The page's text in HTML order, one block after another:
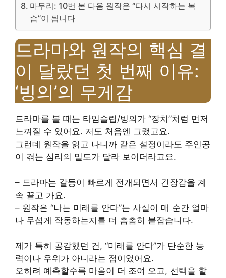
마무리: 10번 본 다음 원작은 “다시 시작하는 복
습”이 됩니다
드라마와 원작의 핵심 결
이 달랐던 첫 번째 이유:
‘빙의’의 무게감
드라마를 볼 때는 타임슬립/빙의가 “장치”처럼 먼저
느껴질 수 있어요. 저도 처음엔 그랬고요.
그런데 원작을 읽고 나니까 같은 설정이라도 주인공
이 겪는 심리의 밀도가 달라 보이더라고요.
– 드라마는 갈등이 빠르게 전개되면서 긴장감을 계
속 끌고 가요.
– 원작은 “나는 미래를 안다”는 사실이 매 순간 얼마
나 무섭게 작동하는지를 더 촘촘히 붙잡습니다.
제가 특히 공감했던 건, “미래를 안다”가 단순한 능
력이나 우위가 아니라는 점이었어요.
오히려 예측할수록 마음이 더 조여 오고, 선택을 할